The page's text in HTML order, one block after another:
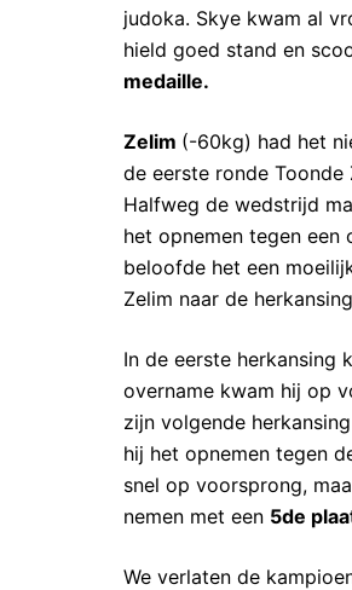
judoka. Skye kwam al
hield goed stand en
medaille.
Zelim (-60kg) had het
de eerste ronde
Halfweg de wedstrijd
het opnemen tegen
beloofde het een
Zelim naar de
In de eerste herkansing
overname kwam hij op
zijn volgende
hij het opnemen tegen
snel op voorsprong,
nemen met een 5de
We verlaten de